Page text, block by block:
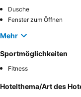
Dusche
Fenster zum Öffnen
Mehr
Sportmöglichkeiten
Fitness
Hotelthema/Art des